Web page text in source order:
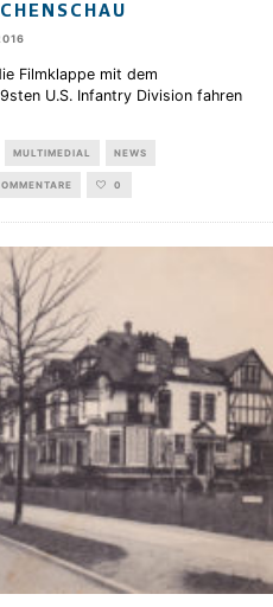
Filmklappe mit dem
U.S. Infantry Division fahren
MULTIMEDIAL NEWS
0